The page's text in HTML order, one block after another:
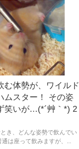
む体勢が、ワイルド
ムスター！ その姿
笑いが…(*´艸｀*) 2
き、どんな姿勢で飲んでい
通は座って飲みますが、...